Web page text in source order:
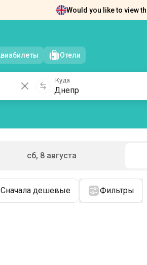
Would you like to view
Отели
Куда
сб, 8 августа
Сначала дешевые Фильтры